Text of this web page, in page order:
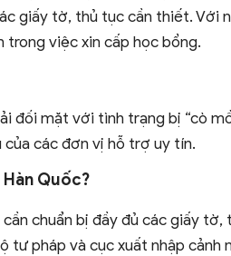
giấy tờ, thủ tục cần thiết. Với
trong việc xin cấp học bổng.
đối mặt với tình trạng bị “cò
của các đơn vị hỗ trợ uy tín.
Quốc?
chuẩn bị đầy đủ các giấy
tư pháp và cục xuất nhập